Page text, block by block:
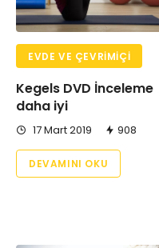
EVDE VE ÇEVRIMIÇI
Kegels DVD İnceleme
daha iyi
17 Mart 2019 908
DEVAMINI OKU